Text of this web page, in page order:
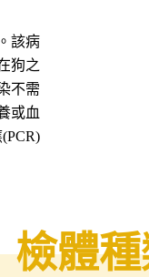
該病
狗之
不需
或血
檢體